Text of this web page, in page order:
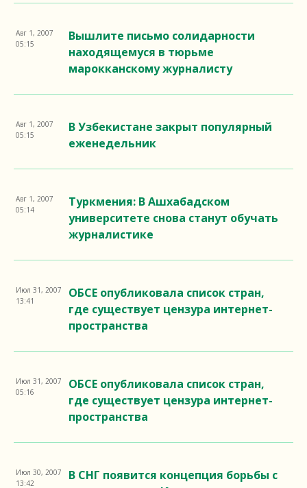
Вышлите письмо солидарности
находящемуся в тюрьме
марокканскому журналисту
Авг 1, 2007
05:15
В Узбекистане закрыт популярный
еженедельник
Авг 1, 2007
05:15
Туркмения: В Ашхабадском
университете снова станут обучать
журналистике
Авг 1, 2007
05:14
ОБСЕ опубликовала список стран,
где существует цензура интернет-
пространства
Июл 31, 2007
13:41
ОБСЕ опубликовала список стран,
где существует цензура интернет-
пространства
Июл 31, 2007
05:16
В СНГ появится концепция борьбы с
Июл 30, 2007
13:42